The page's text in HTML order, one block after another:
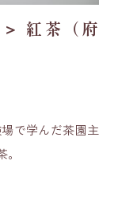
紅茶（府
で学んだ茶園主